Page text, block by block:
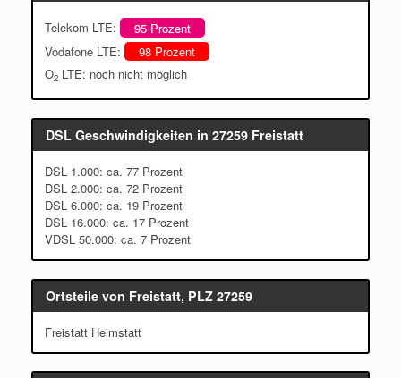
Telekom LTE:
95 Prozent
Vodafone LTE:
98 Prozent
O2 LTE: noch nicht möglich
DSL Geschwindigkeiten in 27259 Freistatt
DSL 1.000: ca. 77 Prozent
DSL 2.000: ca. 72 Prozent
DSL 6.000: ca. 19 Prozent
DSL 16.000: ca. 17 Prozent
VDSL 50.000: ca. 7 Prozent
Ortsteile von Freistatt, PLZ 27259
Freistatt Heimstatt